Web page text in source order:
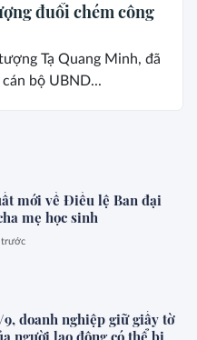
đuổi chém công
Tạ Quang Minh, đã
bộ UBND...
mới về Điều lệ Ban đại
mẹ học sinh
trước
9, doanh nghiệp giữ giấy tờ
người lao động có thể bị